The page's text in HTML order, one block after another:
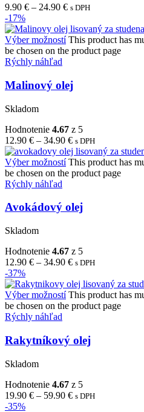
9.90 € – 24.90 € s DPH
-17%
Výber možností This product has
be chosen on the product page
Rýchly náhľad
Malinový olej
Skladom
Hodnotenie 4.67 z 5
12.90 € – 34.90 € s DPH
Výber možností This product has
be chosen on the product page
Rýchly náhľad
Avokádový olej
Skladom
Hodnotenie 4.67 z 5
12.90 € – 34.90 € s DPH
-37%
Výber možností This product has
be chosen on the product page
Rýchly náhľad
Rakytníkový olej
Skladom
Hodnotenie 4.67 z 5
19.90 € – 59.90 € s DPH
-35%